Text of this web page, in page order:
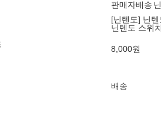
판매자배송
[닌텐도] 닌
닌텐도 스위
8,000원
배송